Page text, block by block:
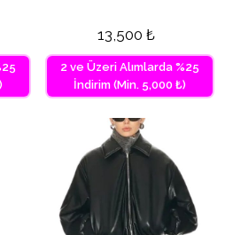
13,500 ₺
2 ve Üzeri Alımlarda %25
İndirim (Min. 5,000 ₺)